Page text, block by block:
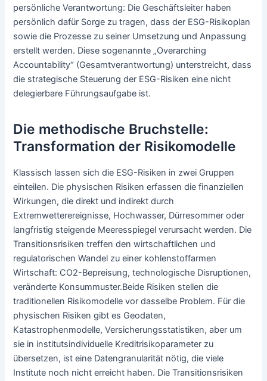
persönliche Verantwortung: Die Geschäftsleiter haben
persönlich dafür Sorge zu tragen, dass der ESG-Risikoplan
sowie die Prozesse zu seiner Umsetzung und Anpassung
erstellt werden. Diese sogenannte „Overarching
Accountability“ (Gesamtverantwortung) unterstreicht, dass
die strategische Steuerung der ESG-Risiken eine nicht
delegierbare Führungsaufgabe ist.
Die methodische Bruchstelle:
Transformation der Risikomodelle
Klassisch lassen sich die ESG-Risiken in zwei Gruppen
einteilen. Die physischen Risiken erfassen die finanziellen
Wirkungen, die direkt und indirekt durch
Extremwetterereignisse, Hochwasser, Dürresommer oder
langfristig steigende Meeresspiegel verursacht werden. Die
Transitionsrisiken treffen den wirtschaftlichen und
regulatorischen Wandel zu einer kohlenstoffarmen
Wirtschaft: CO2-Bepreisung, technologische Disruptionen,
veränderte Konsummuster.Beide Risiken stellen die
traditionellen Risikomodelle vor dasselbe Problem. Für die
physischen Risiken gibt es Geodaten,
Katastrophenmodelle, Versicherungsstatistiken, aber um
sie in institutsindividuelle Kreditrisikoparameter zu
übersetzen, ist eine Datengranularität nötig, die viele
Institute noch nicht erreicht haben. Die Transitionsrisiken